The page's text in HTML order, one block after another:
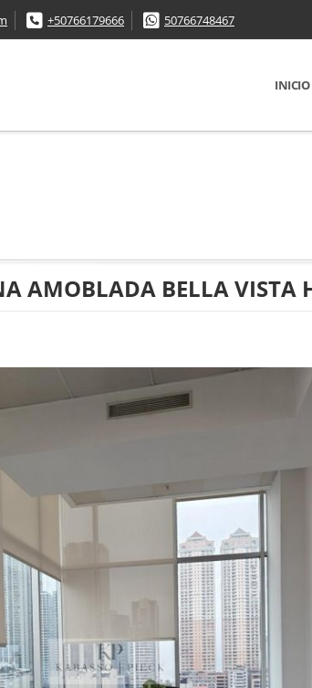
+50766179666 50766748467
INICIO
AMOBLADA BELLA VISTA